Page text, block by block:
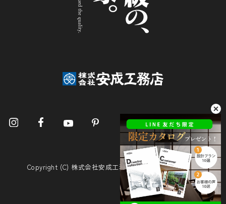
Copyright (C) 株式会社安成工務店. All Rights Reserved.